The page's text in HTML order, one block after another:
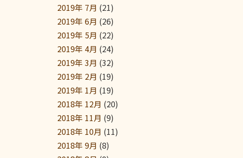
2019年 7月 (21)
2019年 6月 (26)
2019年 5月 (22)
2019年 4月 (24)
2019年 3月 (32)
2019年 2月 (19)
2019年 1月 (19)
2018年 12月 (20)
2018年 11月 (9)
2018年 10月 (11)
2018年 9月 (8)